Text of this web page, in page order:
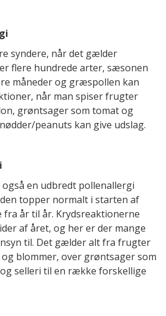
syndere, når det gælder
flere hundrede arter, sæsonen
måneder og græspollen kan
når man spiser frugter
grøntsager som tomat og
peanuts kan give udslag.
en udbredt pollenallergi
topper normalt i starten af
fra år til år. Krydsreaktionerne
af året, og her er der mange
til. Det gælder alt fra frugter
blommer, over grøntsager som
selleri til en række forskellige